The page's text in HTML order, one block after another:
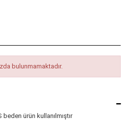
bulunmamaktadır.
ürün kullanılmıştır